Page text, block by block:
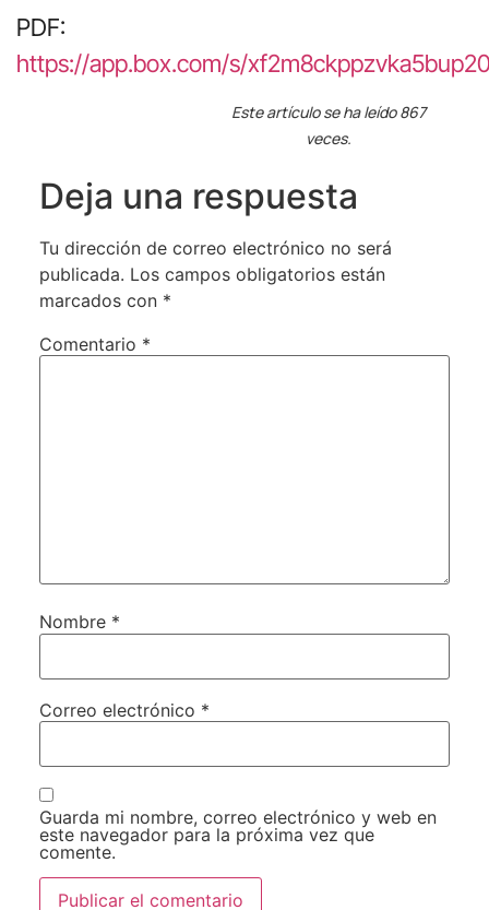
PDF:
https://app.box.com/s/
Este artículo se ha leído 867
veces.
Deja una respuesta
Tu dirección de correo electrónico no será
publicada. Los campos obligatorios están
marcados con *
Comentario *
Nombre *
Correo electrónico *
Guarda mi nombre, correo electrónico y web en
este navegador para la próxima vez que
comente.